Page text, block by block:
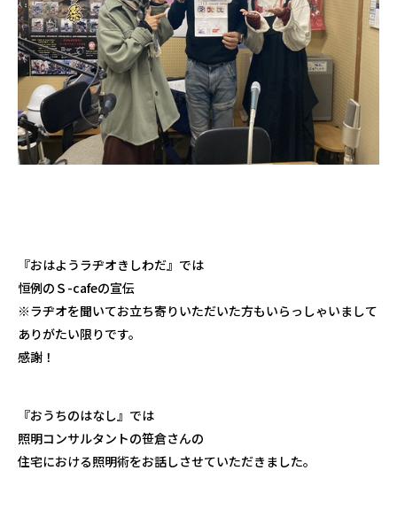
『おはようラヂオきしわだ』では
恒例のＳ-cafeの宣伝
※ラヂオを聞いてお立ち寄りいただいた方もいらっしゃいまして
ありがたい限りです。
感謝！
『おうちのはなし』 では
照明コンサルタントの笹倉さんの
住宅における照明術をお話しさせていただきました。